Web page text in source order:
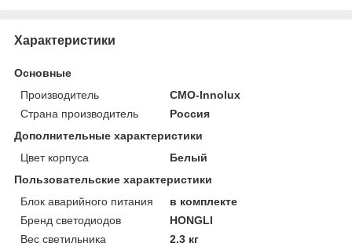
Характеристики
Основные
Производитель
CMO-Innolux
Страна производитель
Россия
Дополнительные характеристики
Цвет корпуса
Белый
Пользовательские характеристики
Блок аварийного питания
в комплекте
Бренд светодиодов
HONGLI
Вес светильника
2.3 кг